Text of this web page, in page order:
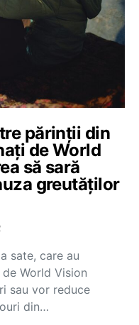
părinții din
de World
să sară
greutăților
sate, care au
World Vision
sau vor reduce
din…